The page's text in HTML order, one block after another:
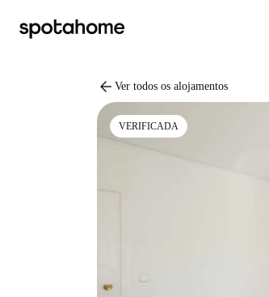
arrow_back Ver todos os alojamentos
VERIFICADA